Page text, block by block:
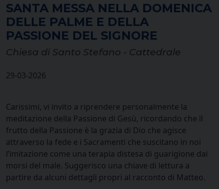
SANTA MESSA NELLA DOMENICA
DELLE PALME E DELLA
PASSIONE DEL SIGNORE
Chiesa di Santo Stefano - Cattedrale
29-03-2026
Carissimi, vi invito a riprendere personalmente la
meditazione della Passione di Gesù, ricordando che il
frutto della Passione è la grazia di Dio che agisce
attraverso la fede e i Sacramenti che suscitano in noi
l’imitazione come una terapia distesa di guarigione dai
morsi del male. Suggerisco una chiave di lettura a
partire da alcuni dettagli propri al racconto di Matteo.